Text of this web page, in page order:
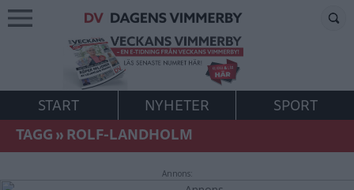
START NYHETER
SPORT
TAGG»ROLF-LANDHOLM
Annons: